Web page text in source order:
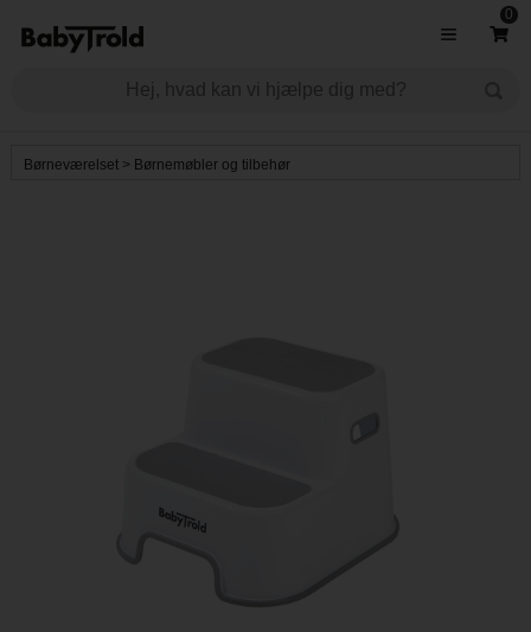
0
Børneværelset> Børnemøbler og tilbehør